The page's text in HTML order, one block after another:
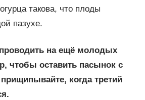
такова, что плоды
пазухе.
на ещё молодых
чтобы оставить пасынок с
когда третий